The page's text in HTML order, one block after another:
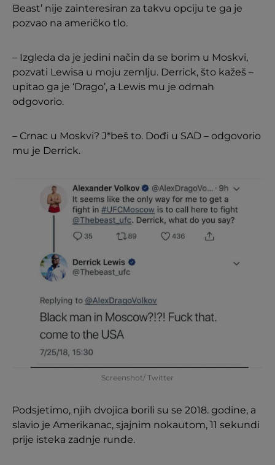
Beast’ nije zainteresiran za takvu opciju te ga je
pozvao na američko tlo.
– Izgleda da je jedini način da se borim u Moskvi,
pozvati Lewisa u moju zemlju. Derrick, što kažeš –
upitao ga je ‘Drago’, a Lewis mu je odmah
odgovorio.
– Crnac u Moskvi? J*beš to. Dođi u SAD – odgovorio
mu je Derrick.
Screenshot/ Twitter
Podsjetimo, njih dvojica borili su se 2018. godine, a
slavio je Amerikanac, sjajnim nokautom, 11 sekundi
prije isteka zadnje runde.